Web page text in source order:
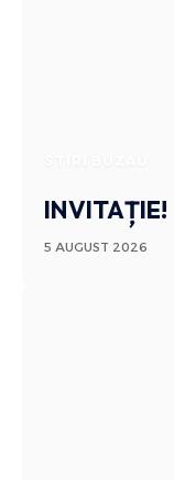
INVITAȚIE!
5 AUGUST 2026